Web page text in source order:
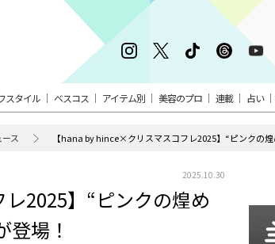
スタイル ベスコス アイテム別 美容のプロ 連載 占い
ス 【hana by hince×クリスマスコフレ2025】“ピンクの
2025.10.30
2025】“ピンクの煌め
場！